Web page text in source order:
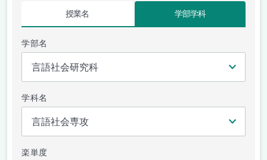
授業名 学部学科
学部名
学科名
楽単度